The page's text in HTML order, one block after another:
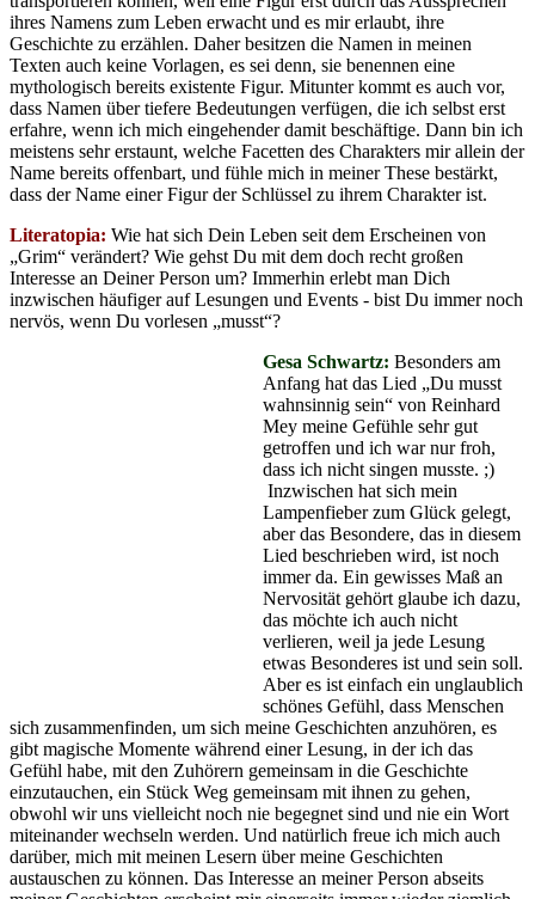
ihres Namens zum Leben erwacht und es mir erlaubt, ihre
Geschichte zu erzählen. Daher besitzen die Namen in meinen
Texten auch keine Vorlagen, es sei denn, sie benennen eine
mythologisch bereits existente Figur. Mitunter kommt es auch vor,
dass Namen über tiefere Bedeutungen verfügen, die ich selbst erst
erfahre, wenn ich mich eingehender damit beschäftige. Dann bin ich
meistens sehr erstaunt, welche Facetten des Charakters mir allein der
Name bereits offenbart, und fühle mich in meiner These bestärkt,
dass der Name einer Figur der Schlüssel zu ihrem Charakter ist.
Literatopia: Wie hat sich Dein Leben seit dem Erscheinen von
„Grim“ verändert? Wie gehst Du mit dem doch recht großen
Interesse an Deiner Person um? Immerhin erlebt man Dich
inzwischen häufiger auf Lesungen und Events - bist Du immer noch
nervös, wenn Du vorlesen „musst“?
Gesa Schwartz: Besonders am
Anfang hat das Lied „Du musst
wahnsinnig sein“ von Reinhard
Mey meine Gefühle sehr gut
getroffen und ich war nur froh,
dass ich nicht singen musste. ;)
Inzwischen hat sich mein
Lampenfieber zum Glück gelegt,
aber das Besondere, das in diesem
Lied beschrieben wird, ist noch
immer da. Ein gewisses Maß an
Nervosität gehört glaube ich dazu,
das möchte ich auch nicht
verlieren, weil ja jede Lesung
etwas Besonderes ist und sein soll.
Aber es ist einfach ein unglaublich
schönes Gefühl, dass Menschen
sich zusammenfinden, um sich meine Geschichten anzuhören, es
gibt magische Momente während einer Lesung, in der ich das
Gefühl habe, mit den Zuhörern gemeinsam in die Geschichte
einzutauchen, ein Stück Weg gemeinsam mit ihnen zu gehen,
obwohl wir uns vielleicht noch nie begegnet sind und nie ein Wort
miteinander wechseln werden. Und natürlich freue ich mich auch
darüber, mich mit meinen Lesern über meine Geschichten
austauschen zu können. Das Interesse an meiner Person abseits